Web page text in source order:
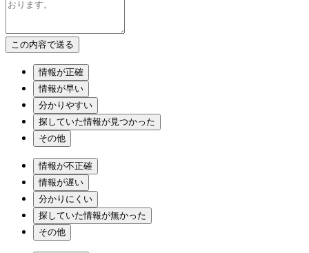
情報が正確
情報が早い
分かりやすい
探していた情報が見つかった
その他
情報が不正確
情報が遅い
分かりにくい
探していた情報が無かった
その他